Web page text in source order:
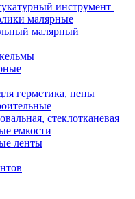
инструмент
малярные
малярный
герметика, пены
стеклотканевая
емкости
ленты